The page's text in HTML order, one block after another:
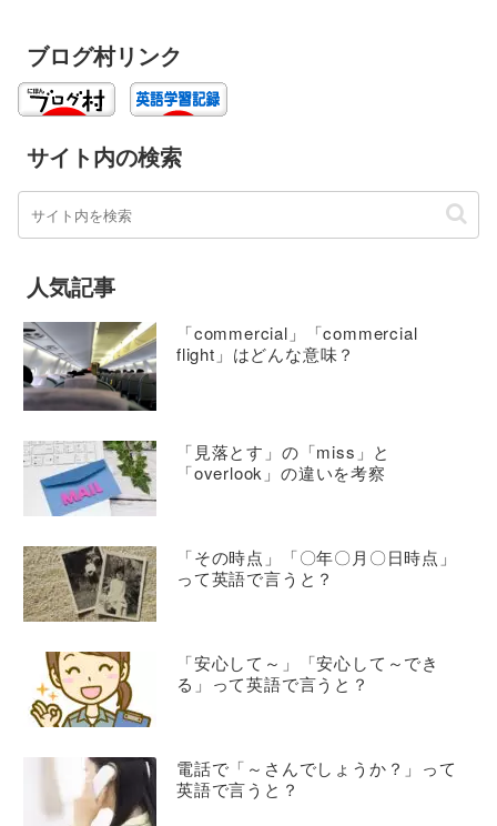
ブログ村リンク
サイト内の検索
人気記事
「commercial」「commercial
flight」はどんな意味？
「見落とす」の「miss」と
「overlook」の違いを考察
「その時点」「〇年〇月〇日時点」
って英語で言うと？
「安心して～」「安心して～でき
る」って英語で言うと？
電話で「～さんでしょうか？」って
英語で言うと？